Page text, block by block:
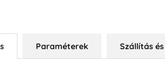
Paraméterek Szállítás